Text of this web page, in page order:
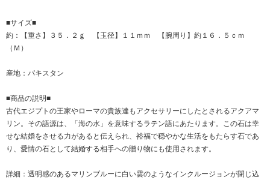
■サイズ■
約：【重さ】３５．２ｇ 【玉径】１１ｍｍ 【腕周り】約１６．５ｃｍ
（Ｍ）
産地：パキスタン
■商品の説明■
古代エジプトの王家やローマの貴族達もアクセサリーにしたとされるアクアマ
リン。その語源は、「海の水」を意味するラテン語にあたります。この石は幸
せな結婚をさせる力があると伝えられ、裕福で穏やかな生活をもたらす石であ
り、愛情の石として結婚する相手への贈り物にも使用されます。
詳細：透明感のあるマリンブルーに白い雲のようなインクルージョンが閉じ込